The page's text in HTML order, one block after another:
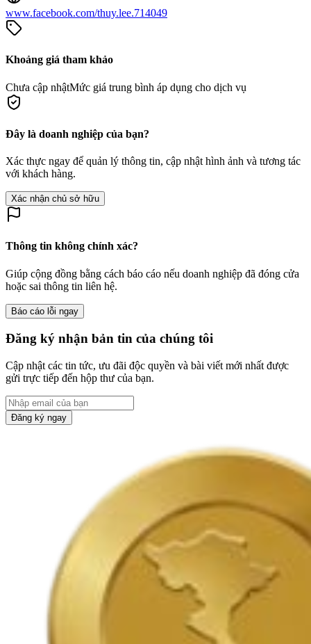
www.facebook.com/thuy.lee.714049
Khoảng giá tham khảo
Chưa cập nhậtMức giá trung bình áp dụng cho dịch vụ
Đây là doanh nghiệp của bạn?
Xác thực ngay để quản lý thông tin, cập nhật hình ảnh và tương tác
với khách hàng.
Xác nhận chủ sở hữu
Thông tin không chính xác?
Giúp cộng đồng bằng cách báo cáo nếu doanh nghiệp đã đóng cửa
hoặc sai thông tin liên hệ.
Báo cáo lỗi ngay
Đăng ký nhận bản tin của chúng tôi
Cập nhật các tin tức, ưu đãi độc quyền và bài viết mới nhất được
gửi trực tiếp đến hộp thư của bạn.
Đăng ký ngay